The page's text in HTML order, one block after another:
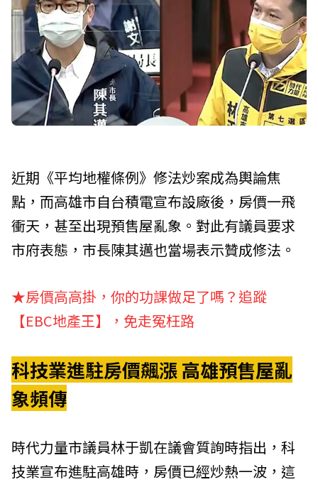
近期《平均地權條例》修法炒案成為輿論焦
點，而高雄市自台積電宣布設廠後，房價一飛
衝天，甚至出現預售屋亂象。對此有議員要求
市府表態，市長陳其邁也當場表示贊成修法。
★房價高高掛，你的功課做足了嗎？追蹤
【EBC地產王】，免走冤枉路
科技業進駐房價飆漲 高雄預售屋亂
象頻傳
時代力量市議員林于凱在議會質詢時指出，科
技業宣布進駐高雄時，房價已經炒熱一波，這